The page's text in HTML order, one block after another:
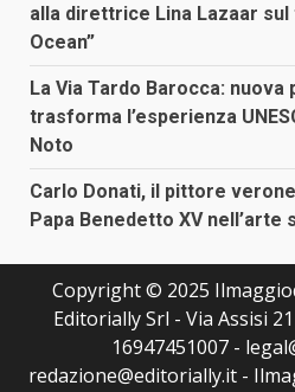
alla direttrice Lina Lazaar sul
Ocean”
La Via Tardo Barocca:
trasforma l’esperienza
Noto
Carlo Donati, il pittore
Papa Benedetto XV nell’arte
Copyright © 2025
Editorially Srl - Via Assisi
16947451007 -
redazione@editorially.it -